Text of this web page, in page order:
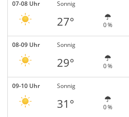
07-08 Uhr Sonnig
27° 0 %
08-09 Uhr Sonnig
29° 0 %
09-10 Uhr Sonnig
31° 0 %